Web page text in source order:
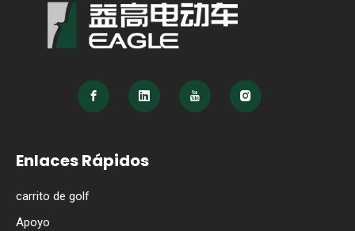
Enlaces Rápidos
carrito de golf
Apoyo